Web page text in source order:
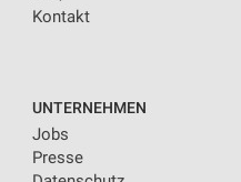
Kontakt
UNTERNEHMEN
Jobs
Presse